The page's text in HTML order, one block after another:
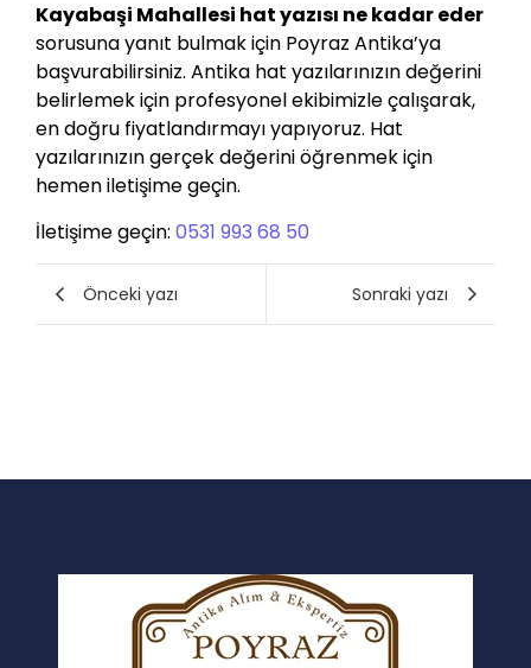
Kayabaşi Mahallesi hat yazısı ne kadar eder
sorusuna yanıt bulmak için Poyraz Antika’ya
başvurabilirsiniz. Antika hat yazılarınızın değerini
belirlemek için profesyonel ekibimizle çalışarak,
en doğru fiyatlandırmayı yapıyoruz. Hat
yazılarınızın gerçek değerini öğrenmek için
hemen iletişime geçin.
İletişime geçin: 0531 993 68 50
Önceki yazı Sonraki yazı